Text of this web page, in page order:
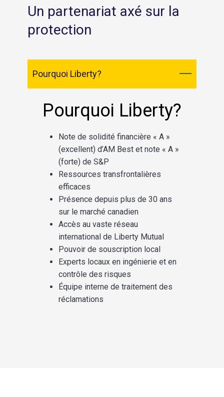
Un partenariat axé sur la
protection
Pourquoi Liberty?
Pourquoi Liberty?
Note de solidité financière « A »
(excellent) d’AM Best et note « A »
(forte) de S&P
Ressources transfrontalières
efficaces
Présence depuis plus de 30 ans
sur le marché canadien
Accès au vaste réseau
international de Liberty Mutual
Pouvoir de souscription local
Experts locaux en ingénierie et en
contrôle des risques
Équipe interne de traitement des
réclamations